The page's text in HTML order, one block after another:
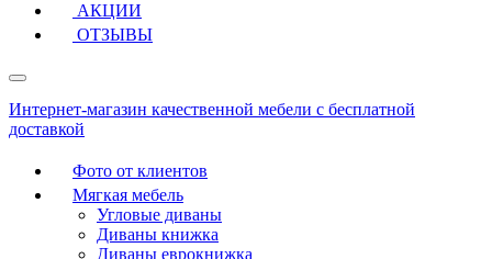
АКЦИИ
ОТЗЫВЫ
Интернет-магазин качественной мебели с бесплатной
доставкой
Фото от клиентов
Мягкая мебель
Угловые диваны
Диваны книжка
Диваны еврокнижка